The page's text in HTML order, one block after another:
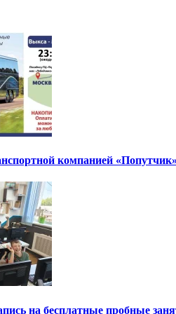
компанией «Попутчик»
на бесплатные пробные